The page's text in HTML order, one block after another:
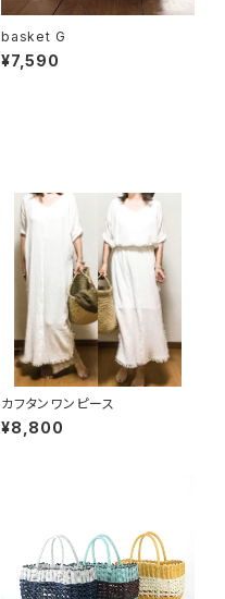
basket G
¥7,590
カフタンワンピース
¥8,800